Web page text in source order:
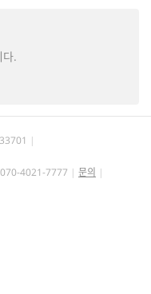
다.
070-4021-7777
문의